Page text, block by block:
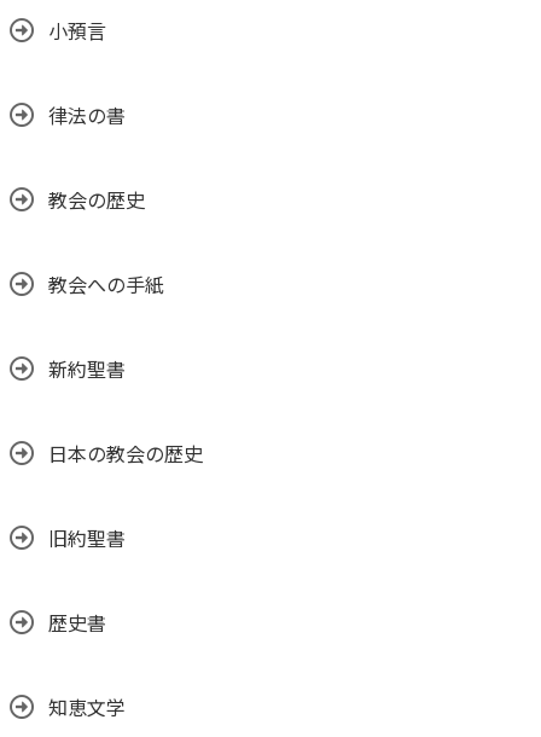
小預言
律法の書
教会の歴史
教会への手紙
新約聖書
日本の教会の歴史
旧約聖書
歴史書
知恵文学